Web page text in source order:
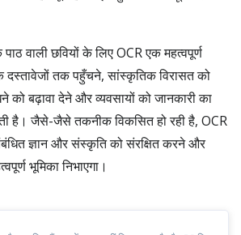
पाठ वाली छवियों के लिए OCR एक महत्वपूर्ण
दस्तावेजों तक पहुँचने, सांस्कृतिक विरासत को
को बढ़ावा देने और व्यवसायों को जानकारी का
है। जैसे-जैसे तकनीक विकसित हो रही है, OCR
ज्ञान और संस्कृति को संरक्षित करने और
भूमिका निभाएगा।